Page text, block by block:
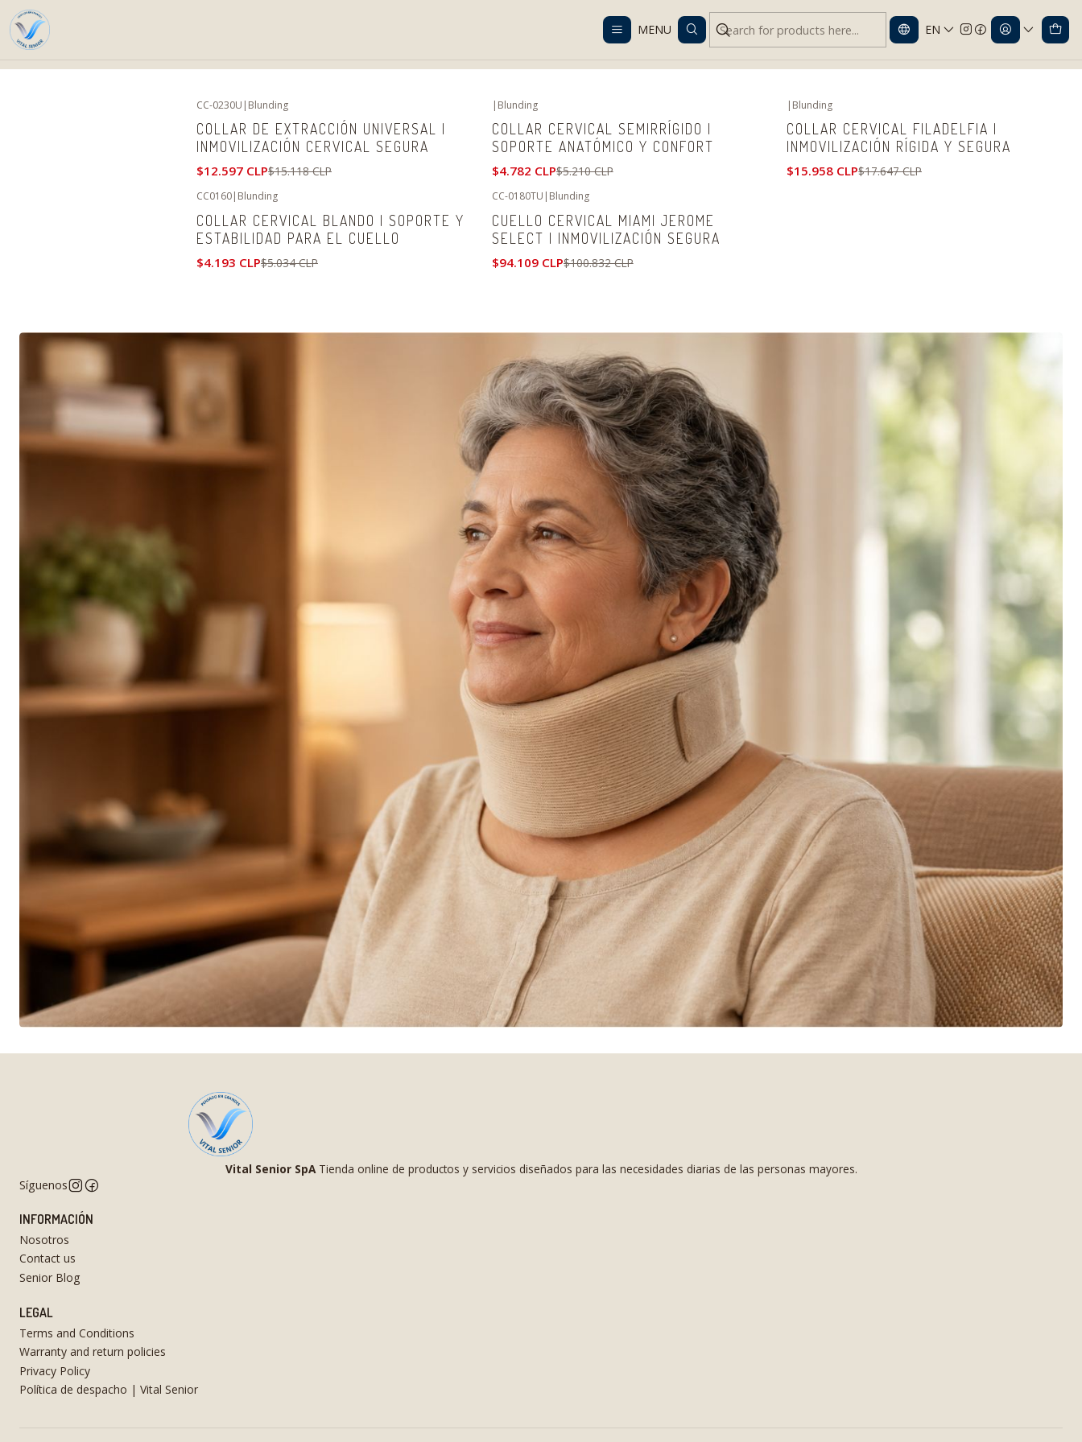
MENU EN
Despacho gratis en RM desde $100.000. Revisa las condiciones.
Cuello
No disponible
CC-0230U | Blunding
COLLAR DE EXTRACCIÓN UNIVERSAL |
INMOVILIZACIÓN CERVICAL SEGURA
$12.597 CLP$15.118 CLP
| Blunding
COLLAR CERVICAL SEMIRRÍGIDO |
SOPORTE ANATÓMICO Y CONFORT
$4.782 CLP$5.210 CLP
| Blunding
COLLAR CERVICAL FILADELFIA |
INMOVILIZACIÓN RÍGIDA Y SEGURA
$15.958 CLP$17.647 CLP
CC0160| Blunding
COLLAR CERVICAL BLANDO | SOPORTE Y
ESTABILIDAD PARA EL CUELLO
$4.193 CLP$5.034 CLP
No disponible
CC-0180TU | Blunding
CUELLO CERVICAL MIAMI JEROME
SELECT | INMOVILIZACIÓN SEGURA
$94.109 CLP$100.832 CLP
Vital Senior SpATienda online de productos y servicios diseñados para las necesidades diarias de las personas mayores.
Síguenos
INFORMACIÓN
Nosotros
Contact us
Senior Blog
LEGAL
Terms and Conditions
Warranty and return policies
Privacy Policy
Política de despacho | Vital Senior